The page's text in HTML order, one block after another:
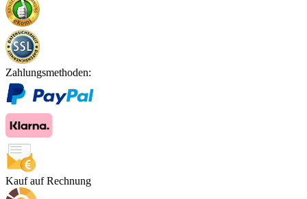
Zahlungsmethoden:
Kauf auf Rechnung